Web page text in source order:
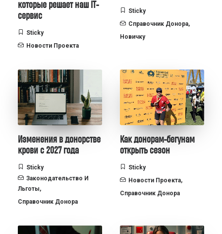
которые решает наш IT-
сервис
Sticky
Новости Проекта
Sticky
Справочник Донора,
Новичку
Изменения в донорстве
крови с 2027 года
Sticky
Законодательство И
Льготы,
Справочник Донора
Как донорам-бегунам
открыть сезон
Sticky
Новости Проекта,
Справочник Донора